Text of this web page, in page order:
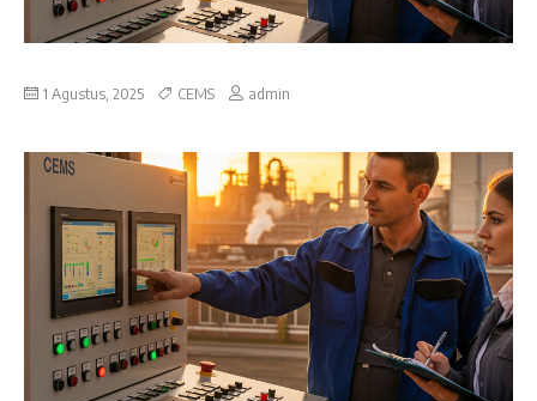
1 Agustus, 2025 CEMS admin